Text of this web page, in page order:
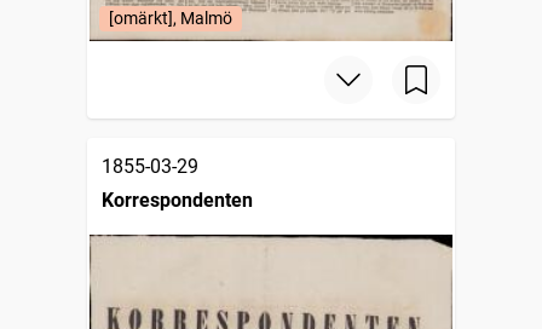
[omärkt], Malmö
1855-03-29
Korrespondenten